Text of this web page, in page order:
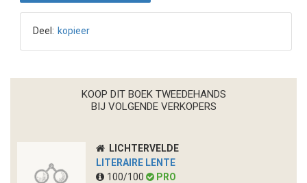
Deel: kopieer
KOOP DIT BOEK TWEEDEHANDS
BIJ VOLGENDE VERKOPERS
LICHTERVELDE
LITERAIRE LENTE
100/100
PRO